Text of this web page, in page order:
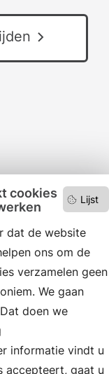
Lijst
cookies
dat de website
ons om de
verzamelen geen
We gaan
doen we
informatie vindt u
accepteert, gaat u